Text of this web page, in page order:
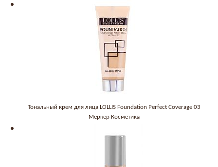
Тональный крем для лица LOLLIS Foundation Perfect Coverage 03
Меркер Косметика